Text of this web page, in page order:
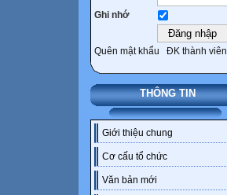
Ghi nhớ
Quên mật khẩu ĐK thành viên
THÔNG TIN
Giới thiệu chung
Cơ cấu tổ chức
Văn bản mới